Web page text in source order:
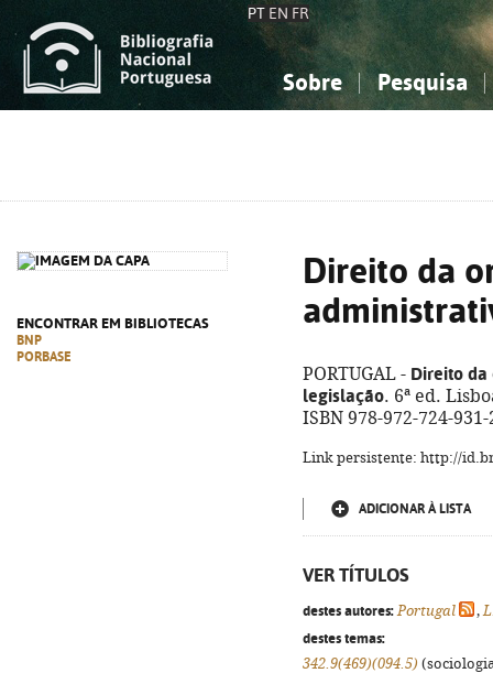
PT EN FR
Sobre Pesquisa
ENCONTRAR EM BIBLIOTECAS
BNP
PORBASE
Direito da
PORTUGAL - Direito
legislação. 6ª ed.
ISBN 978-972-724-931-
Link persistente: http://
ADICIONAR À LISTA
VER TÍTULOS
destes autores: Portugal ,
destes temas:
342.9(469)(094.5)